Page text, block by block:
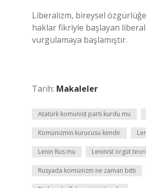
Liberalizm, bireysel
haklar fikriyle başlayan
vurgulamaya başlamıştır.
Tarih: Makaleler
Atatürk komünist parti kurdu mu
Komünizmin kurucusu kimdir
Lenin Rus mu Leninist örgüt
Rusyada komünizm ne zaman bitti